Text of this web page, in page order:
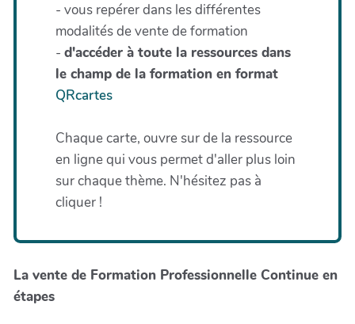
- vous repérer dans les différentes
modalités de vente de formation
- d'accéder à toute la ressources dans
le champ de la formation en format
QRcartes
Chaque carte, ouvre sur de la ressource
en ligne qui vous permet d'aller plus loin
sur chaque thème. N'hésitez pas à
cliquer !
La vente de Formation Professionnelle Continue en
étapes